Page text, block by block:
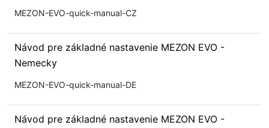
MEZON-EVO-quick-manual-CZ
Návod pre základné nastavenie MEZON EVO -
Nemecky
MEZON-EVO-quick-manual-DE
Návod pre základné nastavenie MEZON EVO -